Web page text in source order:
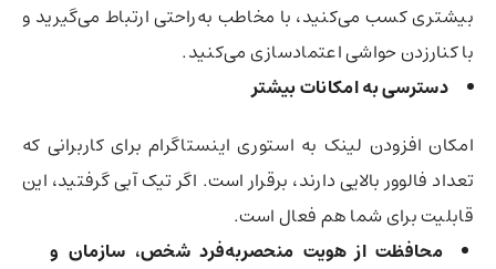
بیشتری کسب می‌کنید، با مخاطب به‌راحتی ارتباط می‌گیرید و
با کنارزدن حواشی اعتمادسازی می‌کنید.
دسترسی به امکانات بیشتر
امکان افزودن لینک به استوری اینستاگرام برای کاربرانی که
تعداد فالوور بالایی دارند، برقرار است. اگر تیک آبی گرفتید، این
قابلیت برای شما هم فعال است.
محافظت از هویت منحصربه‌فرد شخص، سازمان و